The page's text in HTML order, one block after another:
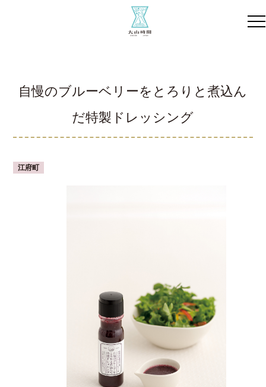
自慢のブルーベリーをとろりと煮込ん
だ特製ドレッシング
江府町